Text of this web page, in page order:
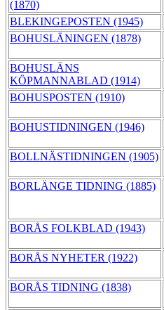
(1870)
BLEKINGEPOSTEN (1945)
BOHUSLÄNINGEN (1878)
BOHUSLÄNS
KÖPMANNABLAD (1914)
BOHUSPOSTEN (1910)
BOHUSTIDNINGEN (1946)
BOLLNÄSTIDNINGEN (1905)
BORLÄNGE TIDNING (1885)
BORÅS FOLKBLAD (1943)
BORÅS NYHETER (1922)
BORÅS TIDNING (1838)